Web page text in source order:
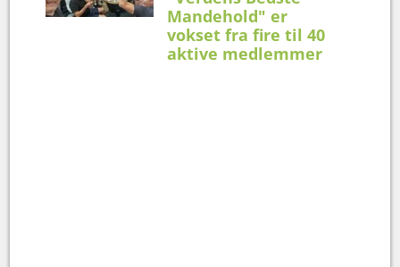
Mandehold" er
vokset fra fire til 40
aktive medlemmer